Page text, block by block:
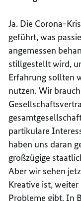
Ja. Die Corona-
geführt, was
angemessen
stillgestellt wird,
Erfahrung sollten
nutzen. Wir
partikulare
haben uns daran
großzügige
Aber wir sehen
Kreative ist,
Probleme gibt. In